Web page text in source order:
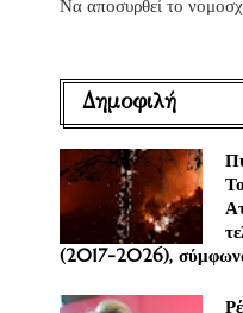
Να αποσυρθεί το
Δημοφιλή
(2017-2026),